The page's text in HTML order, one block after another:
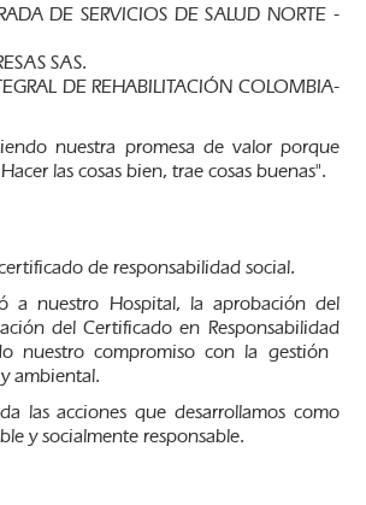
DE SERVICIOS DE SALUD NORTE -
SAS.
DE REHABILITACIÓN COLOMBIA-
nuestra promesa de valor porque
las cosas bien, trae cosas buenas".
de responsabilidad social.
a nuestro Hospital, la aprobación del
del Certificado en Responsabilidad
nuestro compromiso con la gestión
ambiental.
las acciones que desarrollamos como
y socialmente responsable.